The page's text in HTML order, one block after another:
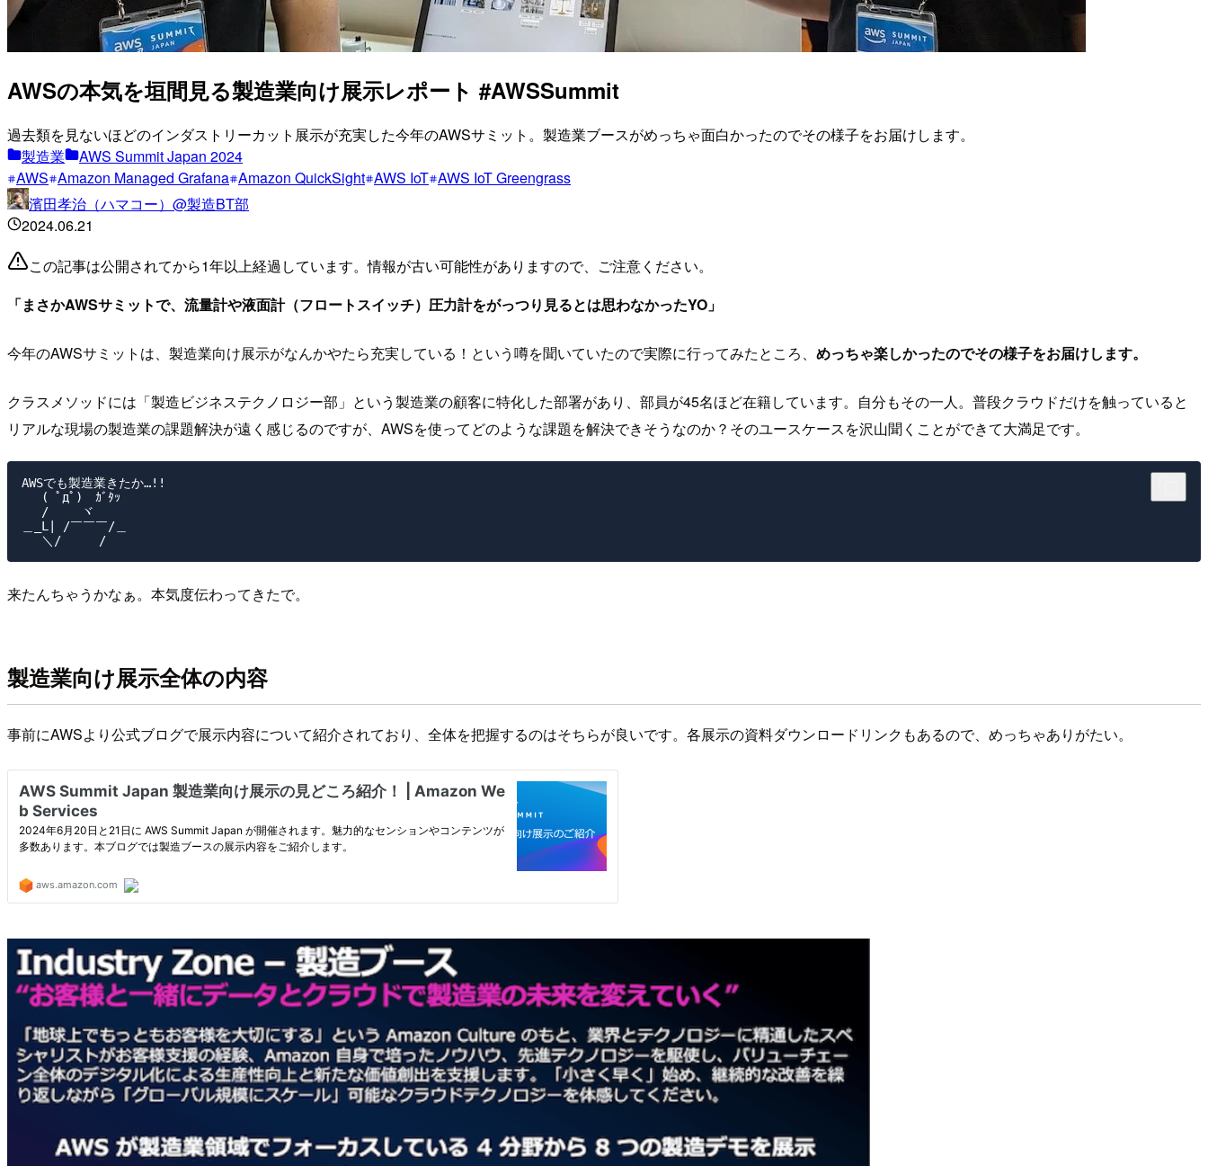
AWSの本気を垣間見る製造業向け展示レポート #AWSSummit
過去類を見ないほどのインダストリーカット展示が充実した今年のAWSサミット。製造業ブースがめっちゃ面白かったのでその様子をお届けします。
製造業
AWS Summit Japan 2024
AWS Amazon Managed Grafana Amazon QuickSight AWS IoT AWS IoT Greengrass
濱田孝治（ハマコー）@製造BT部
2024.06.21
この記事は公開されてから1年以上経過しています。情報が古い可能性がありますので、ご注意ください。
「まさかAWSサミットで、流量計や液面計（フロートスイッチ）圧力計をがっつり見るとは思わなかったYO」
今年のAWSサミットは、製造業向け展示がなんかやたら充実している！という噂を聞いていたので実際に行ってみたところ、 めっちゃ楽しかったのでその様子をお届けします。
クラスメソッドには「製造ビジネステクノロジー部」という製造業の顧客に特化した部署があり、部員が45名ほど在籍しています。自分もその一人。普段クラウドだけを触っていると
リアルな現場の製造業の課題解決が遠く感じるのですが、AWSを使ってどのような課題を解決できそうなのか？そのユースケースを沢山聞くことができて大満足です。
AWSでも製造業きたか…!!
( ﾟдﾟ)　ｶﾞﾀｯ
/　　 ヾ
＿_L| /￣￣￣/＿
来たんちゃうかなぁ。本気度伝わってきたで。
製造業向け展示全体の内容
事前にAWSより公式ブログで展示内容について紹介されており、全体を把握するのはそちらが良いです。各展示の資料ダウンロードリンクもあるので、めっちゃありがたい。